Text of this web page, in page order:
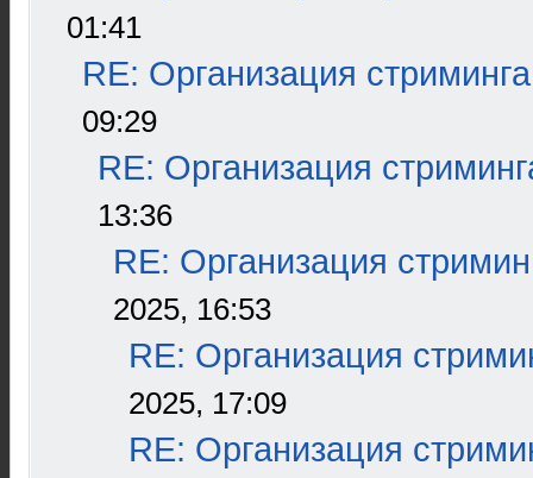
01:41
RE: Организация
09:29
RE: Организация
13:36
RE: Организация
2025, 16:53
RE: Организация
2025, 17:09
RE: Организация